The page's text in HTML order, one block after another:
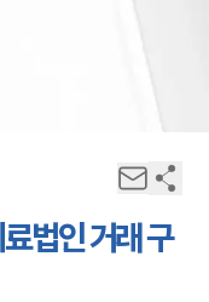
법인 거래 구